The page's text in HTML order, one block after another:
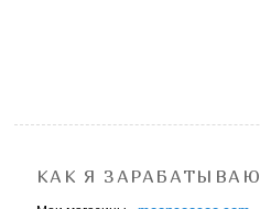
КАК Я ЗАРАБАТЫВАЮ